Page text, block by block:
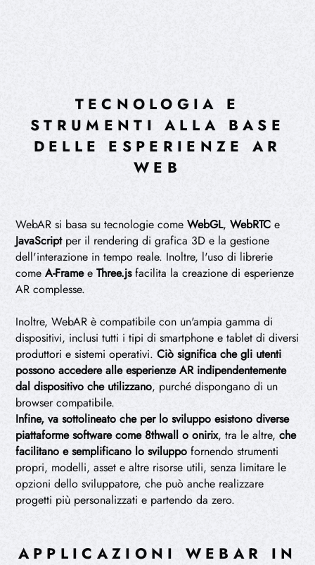
TECNOLOGIA E
STRUMENTI ALLA BASE
DELLE ESPERIENZE AR
WEB
WebAR si basa su tecnologie comeWebGL,WebRTC e
JavaScriptper il rendering di grafica 3D e la gestione
dell'interazione in tempo reale. Inoltre, l'uso di librerie
comeA-FrameeThree.jsfacilita la creazione di esperienze
AR complesse.
Inoltre, WebAR è compatibile con un'ampia gamma di
dispositivi, inclusi tutti i tipi di smartphone e tablet di diversi
produttori e sistemi operativi.Ciò significa che gli utenti
possono accedere alle esperienze AR indipendentemente
dal dispositivo che utilizzano, purché dispongano di un
browser compatibile.
Infine, va sottolineato che per lo sviluppo esistono diverse
piattaforme software come 8thwall o onirix, tra le altre, che
facilitano e semplificano lo sviluppo fornendo strumenti
propri, modelli, asset e altre risorse utili, senza limitare le
opzioni dello sviluppatore, che può anche realizzare
progetti più personalizzati e partendo da zero.
APPLICAZIONI WEBAR IN